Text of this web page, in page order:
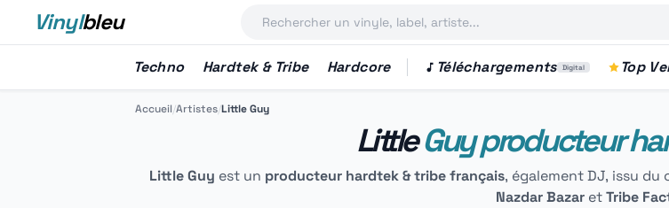
Vinylbleu
Techno Hardtek & Tribe Hardcore Téléchargements Digital Top
Accueil/Artistes/Little Guy
LittleGuy producteur
Little Guy est un producteur hardtek & tribe français, également DJ, issu
Nazdar BazaretTribe